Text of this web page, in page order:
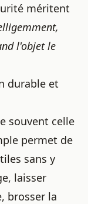
méritent
l'objet le
durable et
souvent celle
permet de
sans y
laisser
brosser la